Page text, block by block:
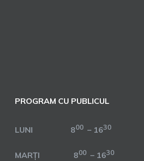
PROGRAM CU PUBLICUL
LUNI 800 – 16
MARȚI 800 – 16